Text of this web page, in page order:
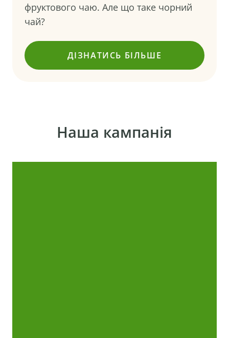
фруктового чаю. Але що таке чорний
чай?
ДІЗНАТИСЬ БІЛЬШЕ
(ЧОРНИЙ ЧАЙ)
Наша кампанія